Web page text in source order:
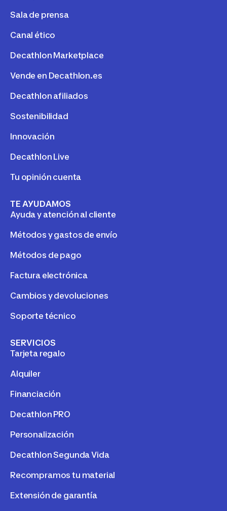
Sala de prensa
Canal ético
Decathlon Marketplace
Vende en Decathlon.es
Decathlon afiliados
Sostenibilidad
Innovación
Decathlon Live
Tu opinión cuenta
TE AYUDAMOS
Ayuda y atención al cliente
Métodos y gastos de envío
Métodos de pago
Factura electrónica
Cambios y devoluciones
Soporte técnico
SERVICIOS
Tarjeta regalo
Alquiler
Financiación
Decathlon PRO
Personalización
Decathlon Segunda Vida
Recompramos tu material
Extensión de garantía